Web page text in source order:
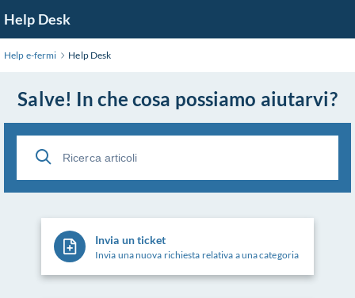
Help Desk
Help e-fermi Help Desk
Salve! In che cosa possiamo aiutarvi?
Invia un ticket
Invia una nuova richiesta relativa a una categoria